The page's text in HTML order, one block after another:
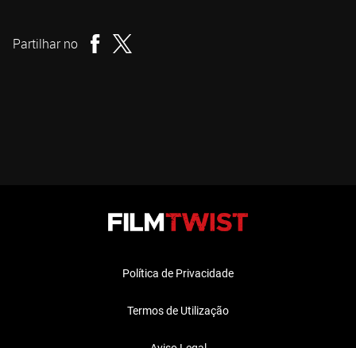
Partilhar no
Política de Privacidade
Termos de Utilização